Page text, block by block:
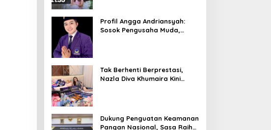
Profil Angga Andriansyah:
Sosok Pengusaha Muda,
Tak Berhenti Berprestasi,
Nazla Diva Khumaira Kini
Dukung Penguatan Keamanan
Pangan Nasional, Sasa Raih